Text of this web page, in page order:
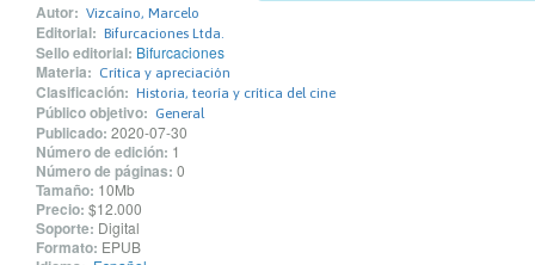
Autor: Vizcaíno, Marcelo
Editorial: Bifurcaciones Ltda.
Sello editorial: Bifurcaciones
Materia: Crítica y apreciación
Clasificación: Historia, teoría y crítica del cine
Público objetivo: General
Publicado: 2020-07-30
Número de edición: 1
Número de páginas: 0
Tamaño: 10Mb
Precio: $12.000
Soporte: Digital
Formato: EPUB